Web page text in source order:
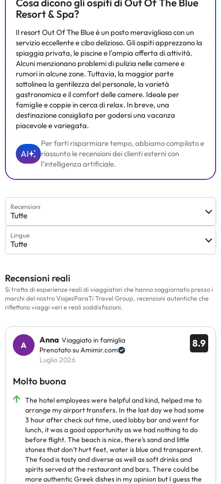
Tutte le informazioni presenti in questa pagina sono soggette a
modifiche da parte della struttura. Se hai dubbi, contattaci.
Resort & Spa?
Il resort Out Of The Blue è un posto meraviglioso con un
servizio eccellente e cibo delizioso. Gli ospiti apprezzano la
spiaggia privata, le piscine e l'ampia offerta di attività.
Alcuni menzionano problemi di pulizia nelle camere e
rumori in alcune zone. Tuttavia, la maggior parte
sottolinea la gentilezza del personale, la varietà
gastronomica e il comfort delle camere. Ideale per
famiglie e coppie in cerca di relax. In breve, una
destinazione consigliata per godersi una vacanza
piacevole e variegata.
AI
Per farti risparmiare tempo, abbiamo compilato e
riassunto le recensioni dei clienti esterni con
l'intelligenza artificiale.
Recensioni
Tutte
Lingue
Tutte
Recensioni reali
Si tratta di esperienze reali di viaggiatori che hanno soggiornato presso i
marchi del nostro ViajesParaTi Travel Group, recensioni autentiche che
riflettono viaggi veri e reali soddisfazioni.
8.9
Anna Viaggiato in famiglia
Prenotato su Amimir.com
Luglio 2026
Molto buona
The hotel employees were helpful and kind, helped me to
arrange my airport transfers. In the last day we had some
3 hour after check out time, used lobby bar and went for
lunch, it was a good opportunity as we had nothing to do
before flight. The beach is nice, there’s sand and little
stones that don’t hurt feet, water is blue and transparent.
The food is tasty and diverse as well as soft drinks and
spirits served at the restaurant and bars. There could be
more authentic Greek dishes in my opinion but I guess the